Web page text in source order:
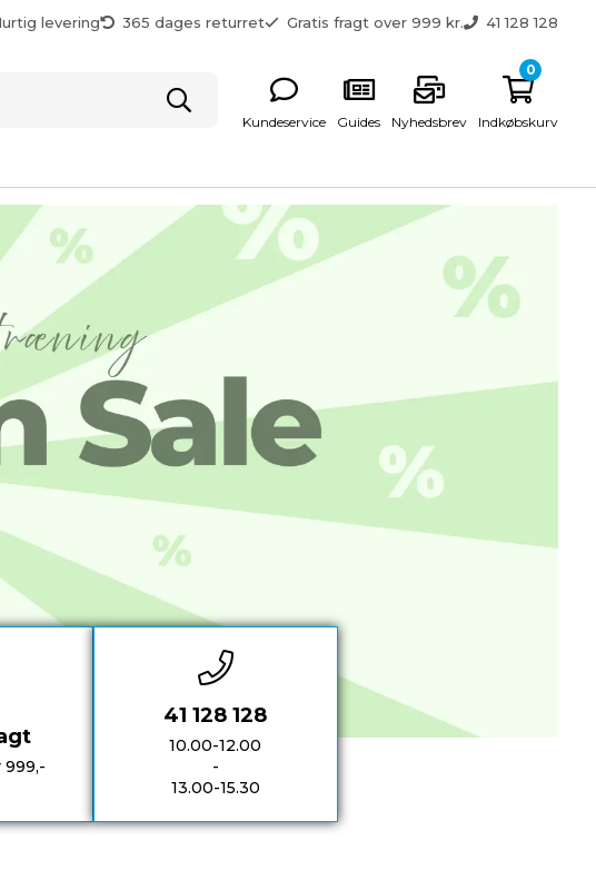
levering 365 dages returret Gratis fragt over 999 kr. 41 128 128
Kundeservice Guides Nyhedsbrev Indkøbskurv
0
41 128 128
10.00-12.00
-
13.00-15.30